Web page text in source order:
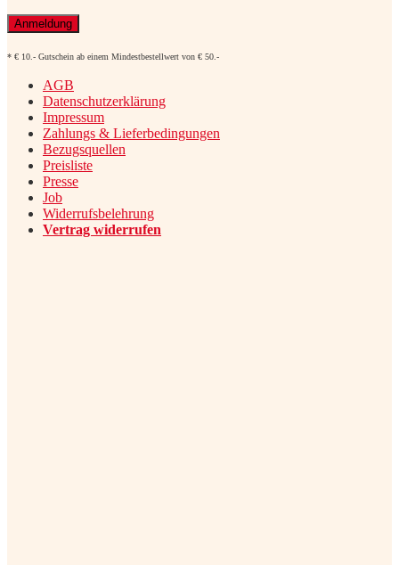
* € 10.- Gutschein ab einem Mindestbestellwert von € 50.-
AGB
Datenschutzerklärung
Impressum
Zahlungs & Lieferbedingungen
Bezugsquellen
Preisliste
Presse
Job
Widerrufsbelehrung
Vertrag widerrufen